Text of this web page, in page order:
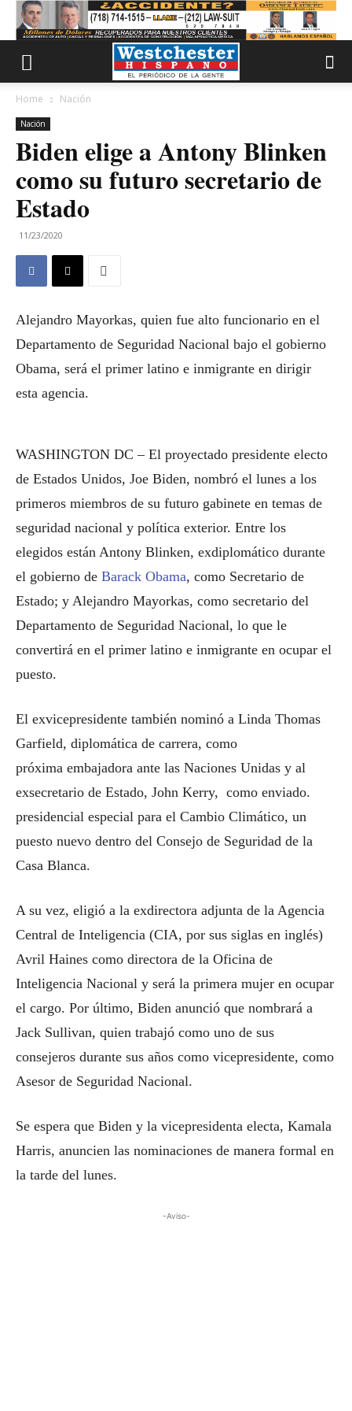
Home Nación
Nación
Biden elige a Antony Blinken
como su futuro secretario de
Estado
11/23/2020
Alejandro Mayorkas, quien fue alto funcionario en el
Departamento de Seguridad Nacional bajo el gobierno
Obama, será el primer latino e inmigrante en dirigir
esta agencia.
WASHINGTON DC – El proyectado presidente electo
de Estados Unidos, Joe Biden, nombró el lunes a los
primeros miembros de su futuro gabinete en temas de
seguridad nacional y política exterior. Entre los
elegidos están Antony Blinken, exdiplomático durante
el gobierno de Barack Obama, como Secretario de
Estado; y Alejandro Mayorkas, como secretario del
Departamento de Seguridad Nacional, lo que le
convertirá en el primer latino e inmigrante en ocupar el
puesto.
El exvicepresidente también nominó a Linda Thomas
Garfield, diplomática de carrera, como
próxima embajadora ante las Naciones Unidas y al
exsecretario de Estado, John Kerry, como enviado.
presidencial especial para el Cambio Climático, un
puesto nuevo dentro del Consejo de Seguridad de la
Casa Blanca.
A su vez, eligió a la exdirectora adjunta de la Agencia
Central de Inteligencia (CIA, por sus siglas en inglés)
Avril Haines como directora de la Oficina de
Inteligencia Nacional y será la primera mujer en ocupar
el cargo. Por último, Biden anunció que nombrará a
Jack Sullivan, quien trabajó como uno de sus
consejeros durante sus años como vicepresidente, como
Asesor de Seguridad Nacional.
Se espera que Biden y la vicepresidenta electa, Kamala
Harris, anuncien las nominaciones de manera formal en
la tarde del lunes.
-Aviso-